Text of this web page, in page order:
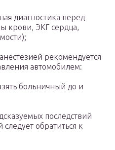
диагностика перед
крови, ЭКГ сердца,
рекомендуется
автомобилем:
больничный до и
последствий
обратиться к